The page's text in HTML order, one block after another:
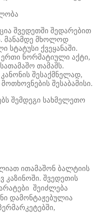
შვედეთში შედარებით
მანამდე მხოლოდ
ქვეყანაში.
ერთი ნორმატიული აქტი,
თამაშს.
შესაქმნელად,
შესაბამისი.
შემდეგი სახმელეთო
ითამაშონ ბალტიის
კაზინოში. შვედეთის
შეიძლება
დამონტაჟებულია